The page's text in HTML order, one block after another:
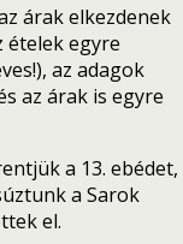
árak elkezdenek
ételek egyre
az adagok
az árak is egyre
a 13. ebédet,
a Sarok
el.